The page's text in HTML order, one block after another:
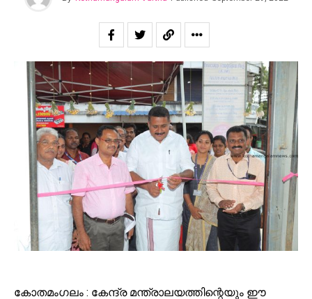
കോതമംഗലം : കേന്ദ്ര മന്ത്രാലയത്തിന്റെയും ഈ